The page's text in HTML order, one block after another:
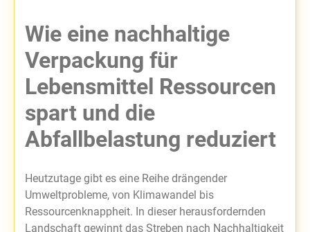
Wie eine nachhaltige
Verpackung für
Lebensmittel Ressourcen
spart und die
Abfallbelastung reduziert
Heutzutage gibt es eine Reihe drängender
Umweltprobleme, von Klimawandel bis
Ressourcenknappheit. In dieser herausfordernden
Landschaft gewinnt das Streben nach Nachhaltigkeit